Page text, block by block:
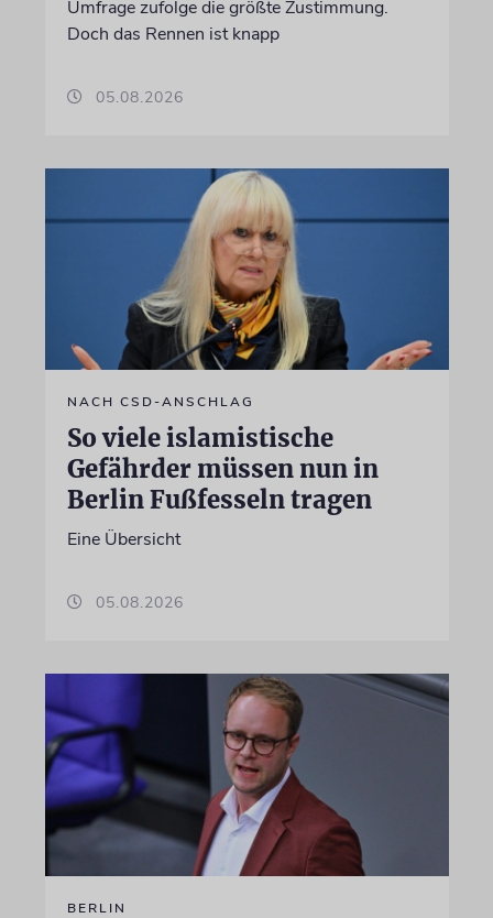
Umfrage zufolge die größte Zustimmung.
Doch das Rennen ist knapp
05.08.2026
NACH CSD-ANSCHLAG
So viele islamistische
Gefährder müssen nun in
Berlin Fußfesseln tragen
Eine Übersicht
05.08.2026
BERLIN